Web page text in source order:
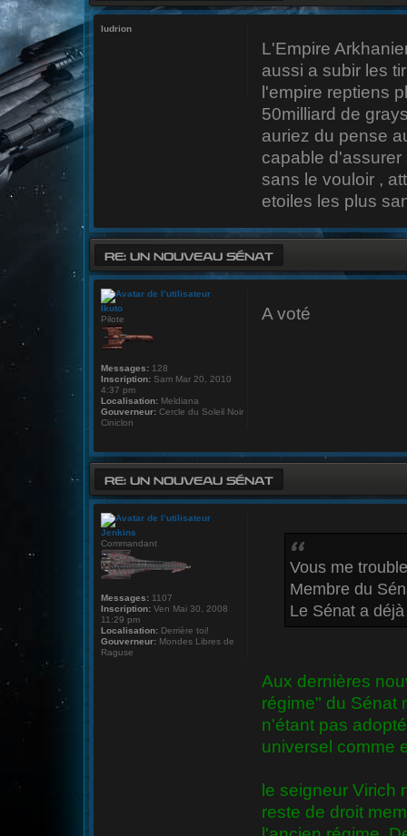
L'Empire
aussi a subir les
l'empire reptiens
50milliard de
auriez du pense
capable
sans le vouloir ,
etoiles les plus
ludrion
RE: UN NOUVEAU SÉNAT
A voté
Ikuto
Pilote
Messages: 128
Inscription: Sam Mar 20, 2010
4:37 pm
Localisation: Meldiana
Gouverneur: Cercle du Soleil Noir
Ciniclon
RE: UN NOUVEAU SÉNAT
Vous me
Membre du
Le Sénat a
Aux dernières
régime" du Sénat
n'étant pas
universel comme
le seigneur Virich
reste de droit
Jenkins
Commandant
Messages: 1107
Inscription: Ven Mai 30, 2008
11:29 pm
Localisation: Derrière toi!
Gouverneur: Mondes Libres de
Raguse